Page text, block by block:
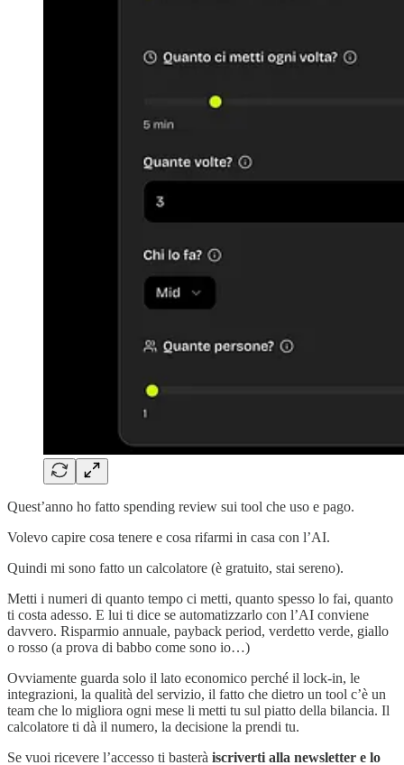
Quest’anno ho fatto spending review sui tool che uso e pago.
Volevo capire cosa tenere e cosa rifarmi in casa con l’AI.
Quindi mi sono fatto un calcolatore (è gratuito, stai sereno).
Metti i numeri di quanto tempo ci metti, quanto spesso lo fai, quanto
ti costa adesso. E lui ti dice se automatizzarlo con l’AI conviene
davvero. Risparmio annuale, payback period, verdetto verde, giallo
o rosso (a prova di babbo come sono io…)
Ovviamente guarda solo il lato economico perché il lock-in, le
integrazioni, la qualità del servizio, il fatto che dietro un tool c’è un
team che lo migliora ogni mese li metti tu sul piatto della bilancia. Il
calcolatore ti dà il numero, la decisione la prendi tu.
Se vuoi ricevere l’accesso ti basterà iscriverti alla newsletter e lo